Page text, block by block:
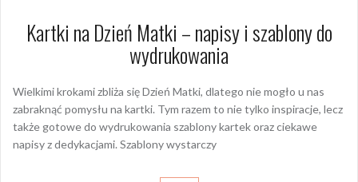
Kartki na Dzień Matki – napisy i szablony do
wydrukowania
Wielkimi krokami zbliża się Dzień Matki, dlatego nie mogło u nas
zabraknąć pomysłu na kartki. Tym razem to nie tylko inspiracje, lecz
także gotowe do wydrukowania szablony kartek oraz ciekawe
napisy z dedykacjami. Szablony wystarczy